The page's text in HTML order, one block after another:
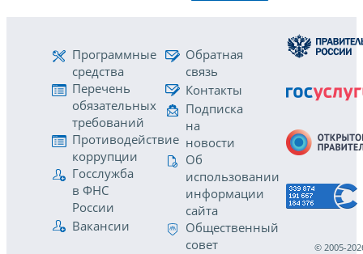
Программные
средства
Перечень
обязательных
требований
Противодействие
коррупции
Госслужба
в ФНС
России
Вакансии
Обратная
связь
Контакты
Подписка
на
новости
Об
использовании
информации
сайта
Общественный
совет
© 2005-